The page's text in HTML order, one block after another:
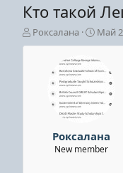
Кто такой
А
в
Роксалана
Д
а
т
а
н
а
ч
л
а
Май
Роксалана
New member